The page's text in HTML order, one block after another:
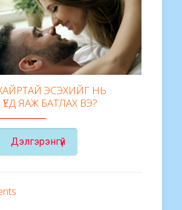
ЭСЭХИЙГ НЬ
ЯАЖ БАТЛАХ ВЭ?
Дэлгэрэнгүй